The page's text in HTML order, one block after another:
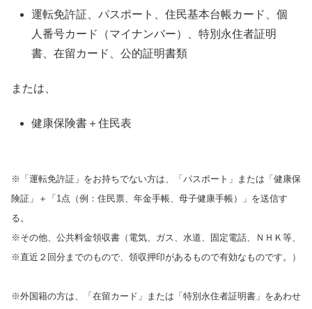
運転免許証、パスポート、住民基本台帳カード、個
人番号カード（マイナンバー）、特別永住者証明
書、在留カード、公的証明書類
または、
健康保険書＋住民表
※「運転免許証」をお持ちでない方は、「パスポート」または「健康保
険証」＋「1点（例：住民票、年金手帳、母子健康手帳）」を送信す
る。
※その他、公共料金領収書（電気、ガス、水道、固定電話、ＮＨＫ等、
※直近２回分までのもので、領収押印があるもので有効なものです。）
※外国籍の方は、「在留カード」または「特別永住者証明書」をあわせ